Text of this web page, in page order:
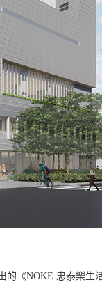
《NOKE 忠泰樂生